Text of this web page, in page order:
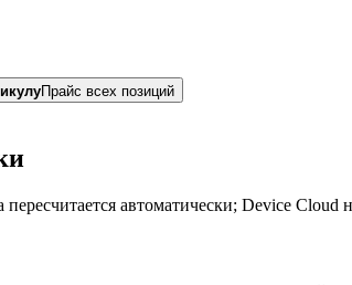
Прайс всех позиций
автоматически; Device Cloud